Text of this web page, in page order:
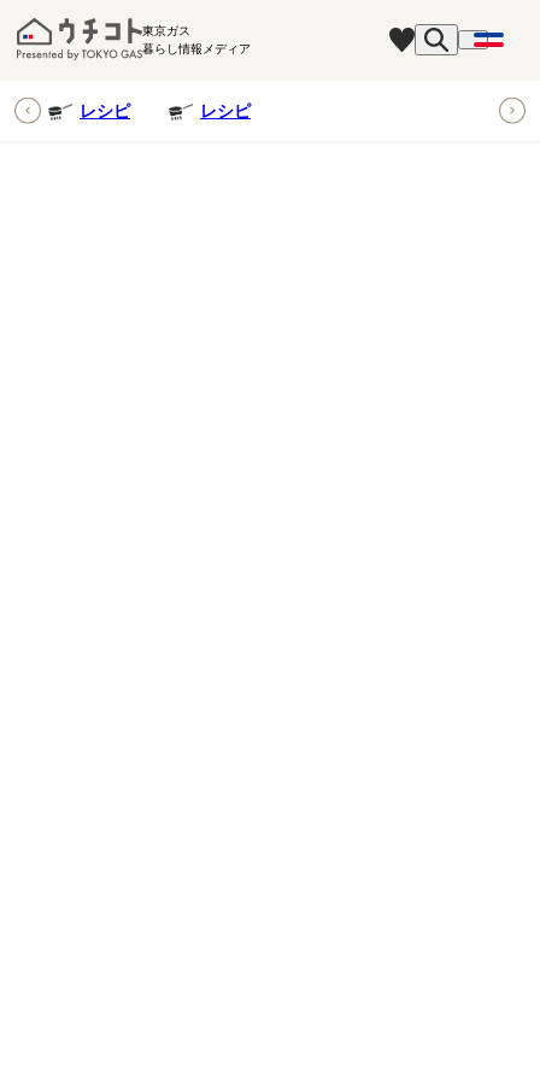
東京ガス
暮らし情報メディア
レシピ レシピ